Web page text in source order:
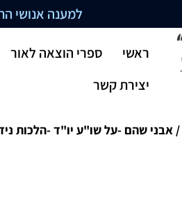
למענה אנושי התקשרו
ראשי
ספרי הוצאה לאור
יצירת קשר
/ אבני שהם -על שו"ע יו"ד -הלכות